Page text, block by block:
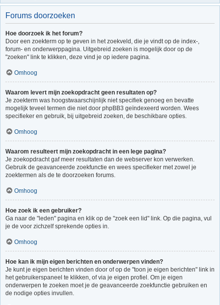
Forums doorzoeken
Hoe doorzoek ik het forum?
Door een zoekterm op te geven in het zoekveld, die je vindt op de index-,
forum- en onderwerppagina. Uitgebreid zoeken is mogelijk door op de
"zoeken" link te klikken, deze vind je op iedere pagina.
Omhoog
Waarom levert mijn zoekopdracht geen resultaten op?
Je zoekterm was hoogstwaarschijnlijk niet specifiek genoeg en bevatte
mogelijk teveel termen die niet door phpBB3 geïndexeerd worden. Wees
specifieker en gebruik, bij uitgebreid zoeken, de beschikbare opties.
Omhoog
Waarom resulteert mijn zoekopdracht in een lege pagina?
Je zoekopdracht gaf meer resultaten dan de webserver kon verwerken.
Gebruik de geavanceerde zoekfunctie en wees specifieker met zowel je
zoektermen als de te doorzoeken forums.
Omhoog
Hoe zoek ik een gebruiker?
Ga naar de "leden" pagina en klik op de "zoek een lid" link. Op die pagina, vul
je de voor zichzelf sprekende opties in.
Omhoog
Hoe kan ik mijn eigen berichten en onderwerpen vinden?
Je kunt je eigen berichten vinden door of op de "toon je eigen berichten" link in
het gebruikerspaneel te klikken, of via je eigen profiel. Om je eigen
onderwerpen te zoeken moet je de geavanceerde zoekfunctie gebruiken en
de nodige opties invullen.